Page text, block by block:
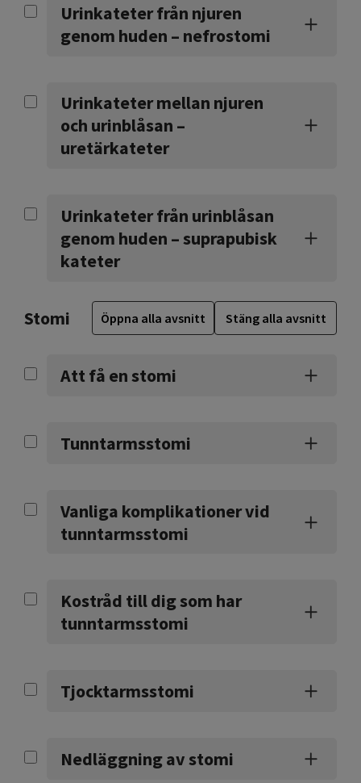
Urinkateter från njuren
genom huden – nefrostomi
Urinkateter mellan njuren
och urinblåsan –
uretärkateter
Urinkateter från urinblåsan
genom huden – suprapubisk
kateter
Stomi Öppna alla avsnitt Stäng alla avsnitt
Att få en stomi
Tunntarmsstomi
Vanliga komplikationer vid
tunntarmsstomi
Kostråd till dig som har
tunntarmsstomi
Tjocktarmsstomi
Nedläggning av stomi